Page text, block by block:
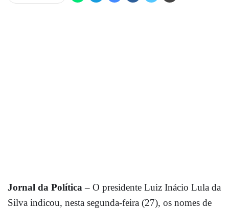
Jornal da Política – O presidente Luiz Inácio Lula da
Silva indicou, nesta segunda-feira (27), os nomes de